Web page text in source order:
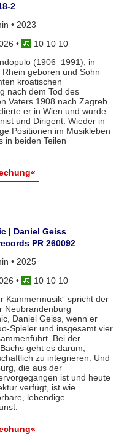
2
• 2023
•
10 10 10
(1906–1991), in
Rhein geboren und Sohn
kroatischen
nach dem Tod des
Vaters 1908 nach Zagreb.
er in Wien und wurde
und Dirigent. Wieder in
Positionen im Musikleben
in beiden Teilen
| Daniel Geiss
PR 260092
• 2025
•
10 10 10
Kammermusik” spricht der
Neubrandenburg
Daniel Geiss, wenn er
Spieler und insgesamt vier
Bei der
geht es darum,
zu integrieren. Und
die aus der
ist und heute
verfügt, ist wie
lebendige